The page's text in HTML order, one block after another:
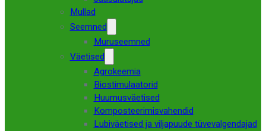
Mullad
Seemned
Muruseemned
Väetised
Agrokeemia
Biostimulaatorid
Huumusväetised
Komposteerimisvahendid
Lubiväetised ja viljapuude tüvevalgendajad